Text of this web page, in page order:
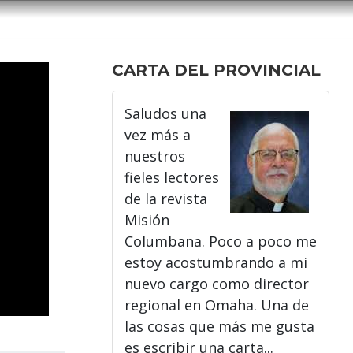
CARTA DEL PROVINCIAL
Saludos una
vez más a
nuestros
fieles lectores
de la revista
Misión
Columbana. Poco a poco me
estoy acostumbrando a mi
nuevo cargo como director
regional en Omaha. Una de
las cosas que más me gusta
es escribir una carta...